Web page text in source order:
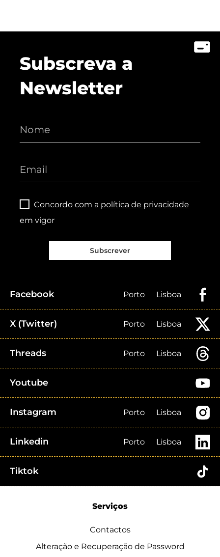
Subscreva a
Newsletter
Concordo com a política de privacidade
em vigor
Subscrever
Facebook Porto Lisboa
X (Twitter) Porto Lisboa
Threads Porto Lisboa
Youtube
Instagram Porto Lisboa
Linkedin Porto Lisboa
Tiktok
Serviços
Contactos
Alteração e Recuperação de Password